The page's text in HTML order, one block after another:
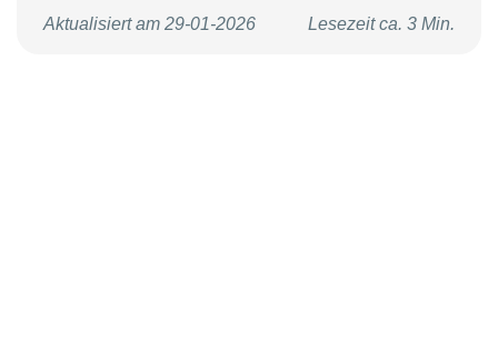
Aktualisiert am 29-01-2026 Lesezeit ca. 3 Min.